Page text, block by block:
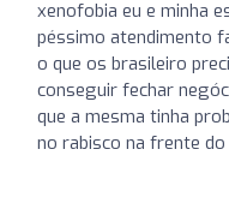
xenofobia eu e minha
péssimo atendimento
o que os brasileiro
conseguir fechar
que a mesma tinha
no rabisco na frente